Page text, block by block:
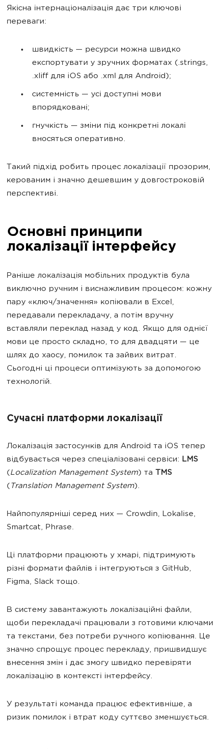
Якісна інтернаціоналізація дає три ключові
переваги:
швидкість — ресурси можна швидко
експортувати у зручних форматах (.strings,
.xliff для iOS або .xml для Android);
системність — усі доступні мови
впорядковані;
гнучкість — зміни під конкретні локалі
вносяться оперативно.
Такий підхід робить процес локалізації прозорим,
керованим і значно дешевшим у довгостроковій
перспективі.
Основні принципи
локалізації інтерфейсу
Раніше локалізація мобільних продуктів була
виключно ручним і виснажливим процесом: кожну
пару «ключ/значення» копіювали в Excel,
передавали перекладачу, а потім вручну
вставляли переклад назад у код. Якщо для однієї
мови це просто складно, то для двадцяти — це
шлях до хаосу, помилок та зайвих витрат.
Сьогодні ці процеси оптимізують за допомогою
технологій.
Сучасні платформи локалізації
Локалізація застосунків для Android та iOS тепер
відбувається через спеціалізовані сервіси: LMS
(Localization Management System) та TMS
(Translation Management System).
Найпопулярніші серед них — Crowdin, Lokalise,
Smartcat, Phrase.
Ці платформи працюють у хмарі, підтримують
різні формати файлів і інтегруються з GitHub,
Figma, Slack тощо.
В систему завантажують локалізаційні файли,
щоби перекладачі працювали з готовими ключами
та текстами, без потреби ручного копіювання. Це
значно спрощує процес перекладу, пришвидшує
внесення змін і дає змогу швидко перевіряти
локалізацію в контексті інтерфейсу.
У результаті команда працює ефективніше, а
ризик помилок і втрат коду суттєво зменшується.